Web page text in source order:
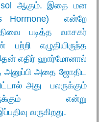
ஆகும். இதை மன
Hormone) என்றே
படித்த வாசகர்
எழுதியிருந்த
எதிர் ஹார்மோனால்
அனுப்பி அதை ஜோதிட
அது பலருக்கும்
என்று
வருகிறது.